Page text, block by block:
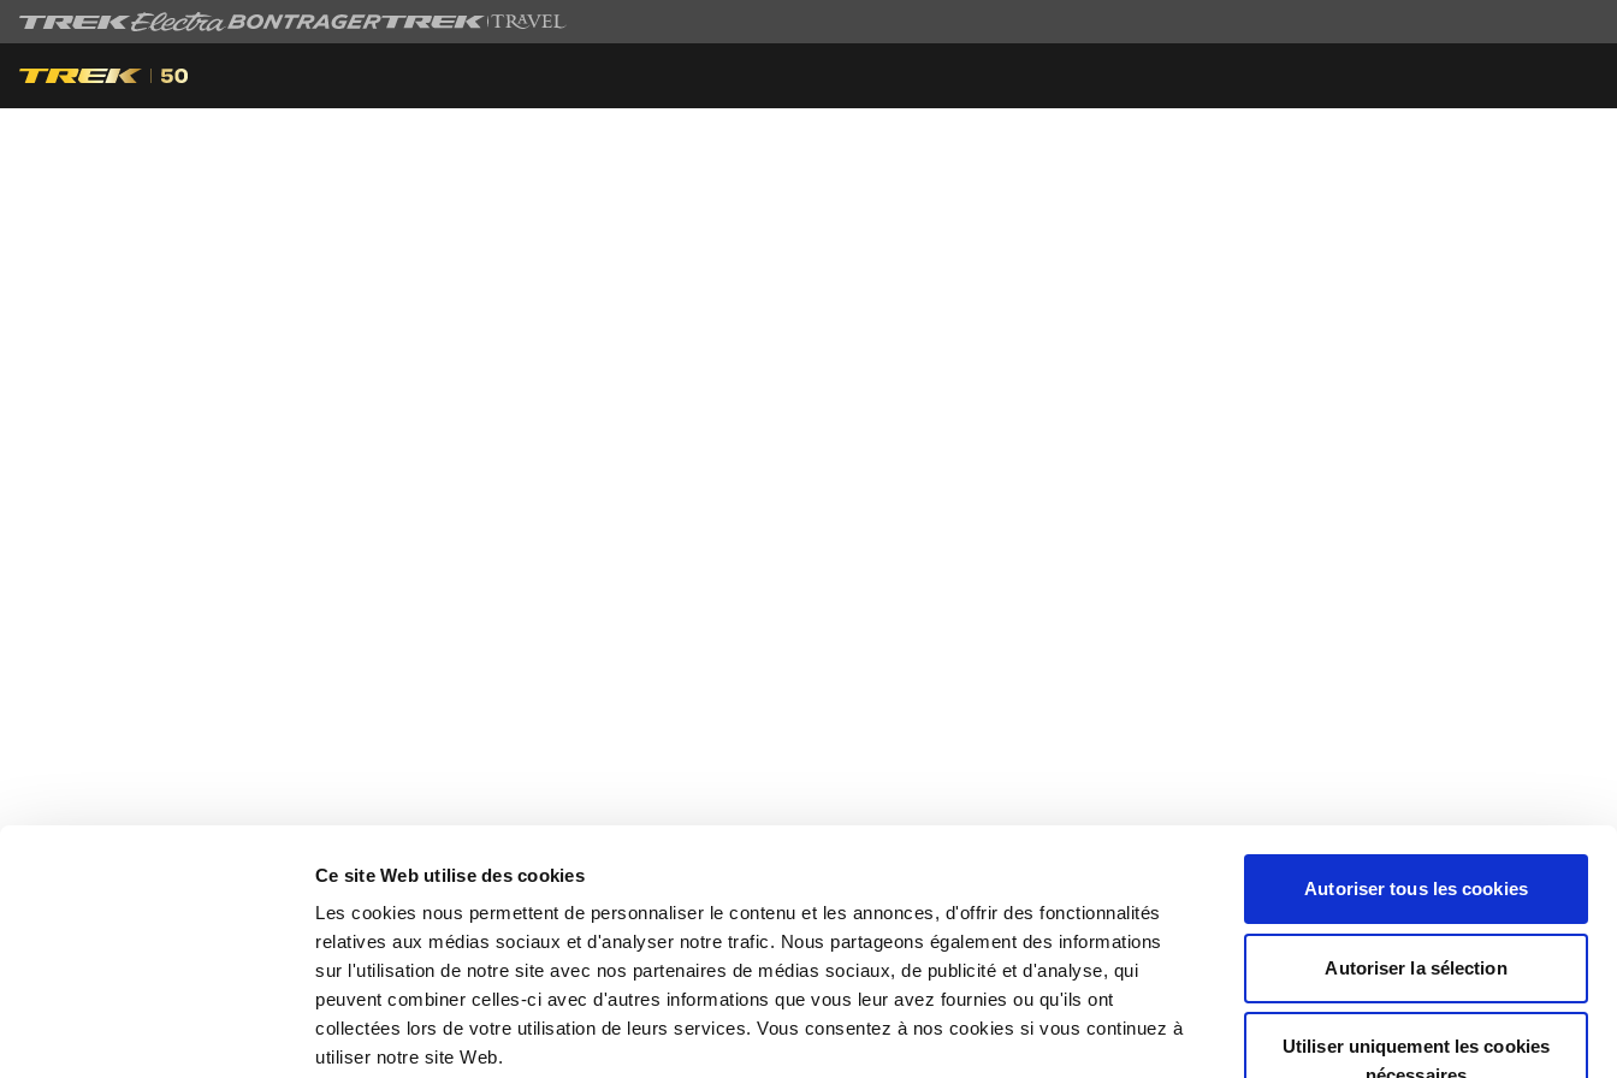
Ce site Web utilise des cookies
Les cookies nous permettent de personnaliser le contenu et les annonces, d'offrir des fonctionnalités
relatives aux médias sociaux et d'analyser notre trafic. Nous partageons également des informations
sur l'utilisation de notre site avec nos partenaires de médias sociaux, de publicité et d'analyse, qui
peuvent combiner celles-ci avec d'autres informations que vous leur avez fournies ou qu'ils ont
collectées lors de votre utilisation de leurs services. Vous consentez à nos cookies si vous continuez à
utiliser notre site Web.
Autoriser tous les cookies
Autoriser la sélection
Utiliser uniquement les cookies